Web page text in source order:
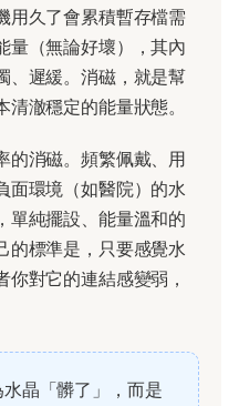
用久了會累積暫存檔需
量（無論好壞），其內
、遲緩。消磁，就是幫
澈穩定的能量狀態。
的消磁。頻繁佩戴、用
面環境（如醫院）的水
單純擺設、能量溫和的
的標準是，只要感覺水
對它的連結感變弱，
晶「髒了」，而是